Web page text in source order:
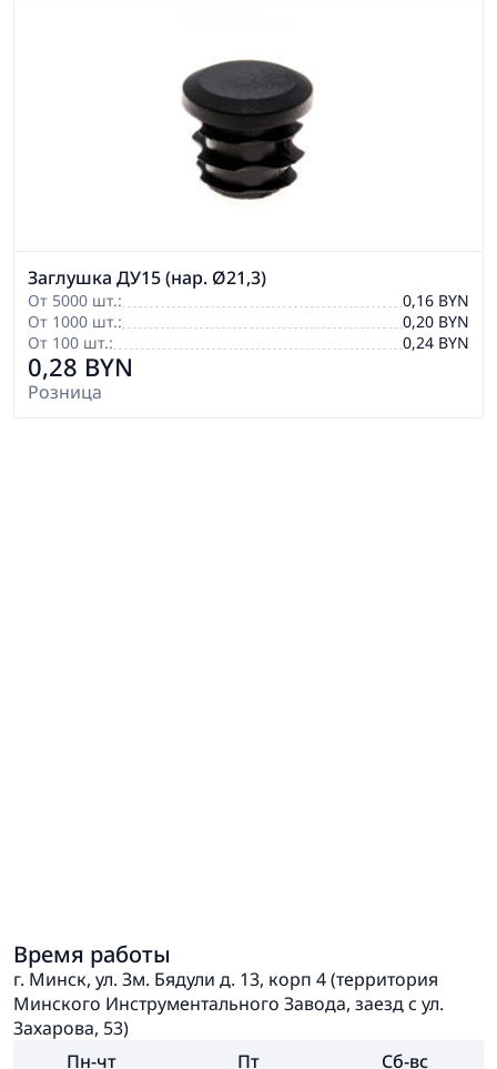
Заглушка ДУ15 (нар. Ø21,3)
От 5000 шт.:
0,16 BYN
От 1000 шт.:
0,20 BYN
От 100 шт.:
0,24 BYN
0,28 BYN
Розница
Время работы
г. Минск, ул. Зм. Бядули д. 13, корп 4 (территория
Минского Инструментального Завода, заезд с ул.
Захарова, 53)
Пн-чт
Пт Сб-вс